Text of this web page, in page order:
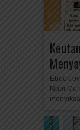
Ebook
Nabi